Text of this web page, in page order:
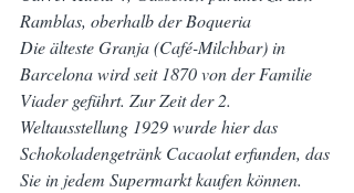
Ramblas, oberhalb der Boqueria
Die älteste Granja (Café-Milchbar) in
Barcelona wird seit 1870 von der Familie
Viader geführt. Zur Zeit der 2.
Weltausstellung 1929 wurde hier das
Schokoladengetränk Cacaolat erfunden, das
Sie in jedem Supermarkt kaufen können.